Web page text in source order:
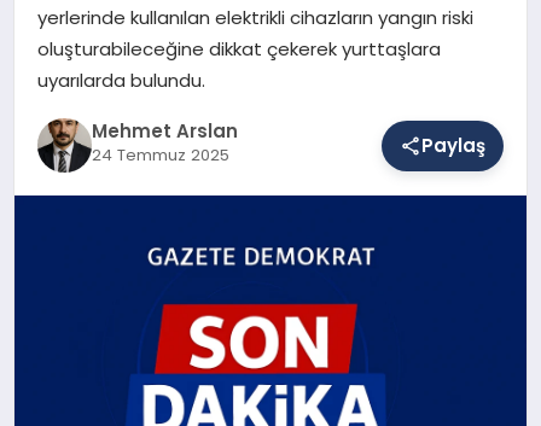
SAĞLIK
EĞITIM
yerlerinde kullanılan elektrikli cihazların yangın riski
oluşturabileceğine dikkat çekerek yurttaşlara
uyarılarda bulundu.
Mehmet Arslan
24 Temmuz 2025 Paylaş